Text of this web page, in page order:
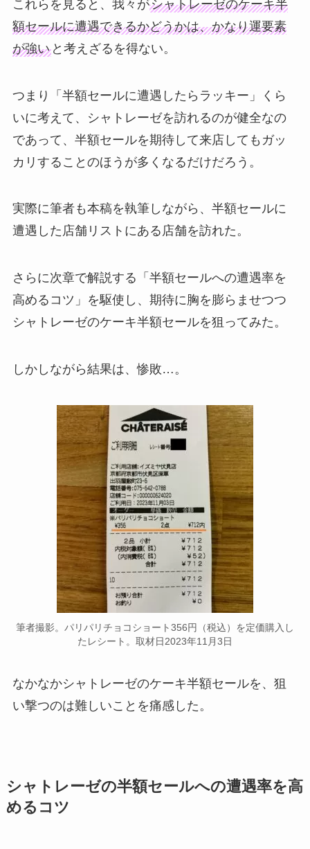
これらを見ると、我々がシャトレーゼのケーキ半
額セールに遭遇できるかどうかは、かなり運要素
が強いと考えざるを得ない。
つまり「半額セールに遭遇したらラッキー」くら
いに考えて、シャトレーゼを訪れるのが健全なの
であって、半額セールを期待して来店してもガッ
カリすることのほうが多くなるだけだろう。
実際に筆者も本稿を執筆しながら、半額セールに
遭遇した店舗リストにある店舗を訪れた。
さらに次章で解説する「半額セールへの遭遇率を
高めるコツ」を駆使し、期待に胸を膨らませつつ
シャトレーゼのケーキ半額セールを狙ってみた。
しかしながら結果は、惨敗…。
筆者撮影。パリパリチョコショート356円（税込）を定価購入し
たレシート。取材日2023年11月3日
なかなかシャトレーゼのケーキ半額セールを、狙
い撃つのは難しいことを痛感した。
シャトレーゼの半額セールへの遭遇率を高
めるコツ